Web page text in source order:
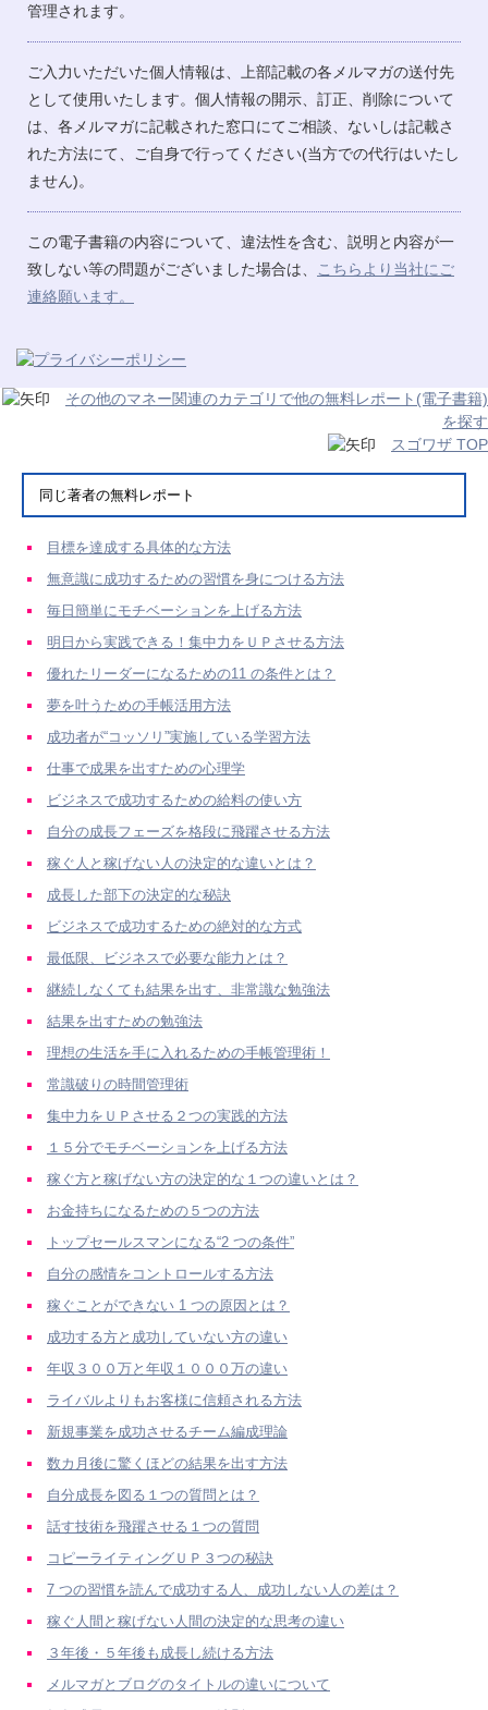
管理されます。
ご入力いただいた個人情報は、上部記載の各メルマガの送付先
として使用いたします。個人情報の開示、訂正、削除について
は、各メルマガに記載された窓口にてご相談、ないしは記載さ
れた方法にて、ご自身で行ってください(当方での代行はいたし
ません)。
この電子書籍の内容について、違法性を含む、説明と内容が一
致しない等の問題がございました場合は、
こちらより当社にご
連絡願います。
その他のマネー関連のカテゴリで他の無料レポート(電子書籍)
を探す
スゴワザ TOP
同じ著者の無料レポート
目標を達成する具体的な方法
無意識に成功するための習慣を身につける方法
毎日簡単にモチベーションを上げる方法
明日から実践できる！集中力をＵＰさせる方法
優れたリーダーになるための11 の条件とは？
夢を叶うための手帳活用方法
成功者が“コッソリ”実施している学習方法
仕事で成果を出すための心理学
ビジネスで成功するための給料の使い方
自分の成長フェーズを格段に飛躍させる方法
稼ぐ人と稼げない人の決定的な違いとは？
成長した部下の決定的な秘訣
ビジネスで成功するための絶対的な方式
最低限、ビジネスで必要な能力とは？
継続しなくても結果を出す、非常識な勉強法
結果を出すための勉強法
理想の生活を手に入れるための手帳管理術！
常識破りの時間管理術
集中力をＵＰさせる２つの実践的方法
１５分でモチベーションを上げる方法
稼ぐ方と稼げない方の決定的な１つの違いとは？
お金持ちになるための５つの方法
トップセールスマンになる“2 つの条件”
自分の感情をコントロールする方法
稼ぐことができない 1 つの原因とは？
成功する方と成功していない方の違い
年収３００万と年収１０００万の違い
ライバルよりもお客様に信頼される方法
新規事業を成功させるチーム編成理論
数カ月後に驚くほどの結果を出す方法
自分成長を図る１つの質問とは？
話す技術を飛躍させる１つの質問
コピーライティングＵＰ３つの秘訣
7 つの習慣を読んで成功する人、成功しない人の差は？
稼ぐ人間と稼げない人間の決定的な思考の違い
３年後・５年後も成長し続ける方法
メルマガとブログのタイトルの違いについて